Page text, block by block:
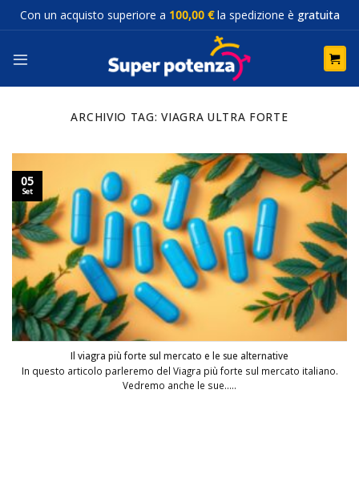
SaltaCon un acquisto superiore a 100,00 €la spedizione è gratuita
ARCHIVIO TAG:VIAGRA ULTRA FORTE
Il viagra più forte sul mercato e le sue alternative
In questo articolo parleremo del Viagra più forte sul mercato italiano.
Vedremo anche le sue.....
05
Set